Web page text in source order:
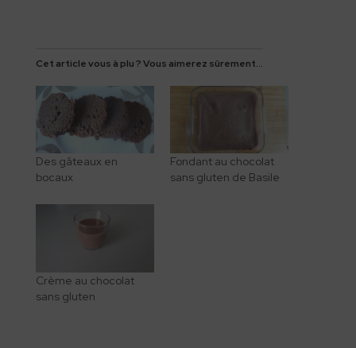
Cet article vous à plu ? Vous aimerez sûrement...
Des gâteaux en
bocaux
Fondant au chocolat
sans gluten de Basile
Crème au chocolat
sans gluten